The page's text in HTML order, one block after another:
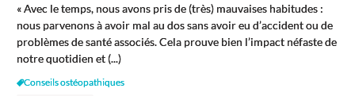
« Avec le temps, nous avons pris de (très) mauvaises habitudes :
nous parvenons à avoir mal au dos sans avoir eu d’accident ou de
problèmes de santé associés. Cela prouve bien l’impact néfaste de
notre quotidien et (...)
Conseils ostéopathiques